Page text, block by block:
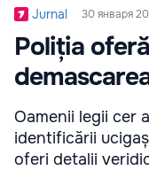
Jurnal 30 января
Poliția
Oamenii legii cer
identificării
oferi detalii